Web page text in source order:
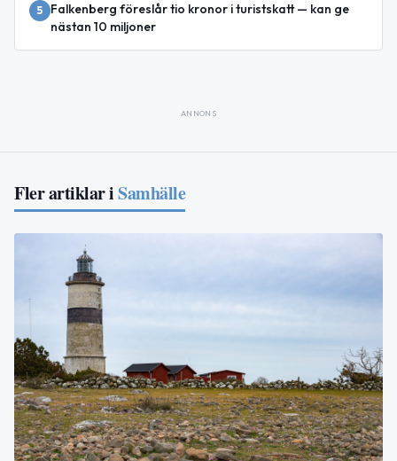
5
Falkenberg föreslår tio kronor i turistskatt — kan ge
nästan 10 miljoner
ANNONS
Fler artiklar iSamhälle